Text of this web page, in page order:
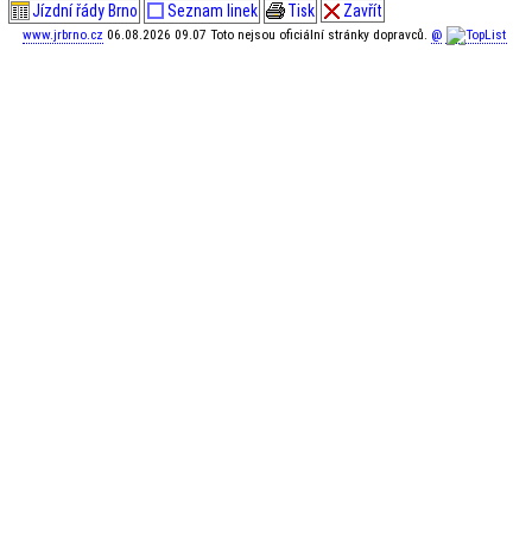
Jízdní řády Brno Seznam linek Tisk Zavřít
www.jrbrno.cz 06.08.2026 09.07 Toto nejsou oficiální stránky dopravců. @